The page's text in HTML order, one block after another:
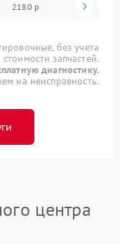
2180 р
без учета
стоимости запчастей.
диагностику.
на неисправность.
центра